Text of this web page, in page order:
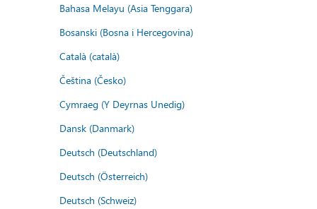
Bahasa Melayu (Asia Tenggara)
Bosanski (Bosna i Hercegovina)
Català (català)
Čeština (Česko)
Cymraeg (Y Deyrnas Unedig)
Dansk (Danmark)
Deutsch (Deutschland)
Deutsch (Österreich)
Deutsch (Schweiz)